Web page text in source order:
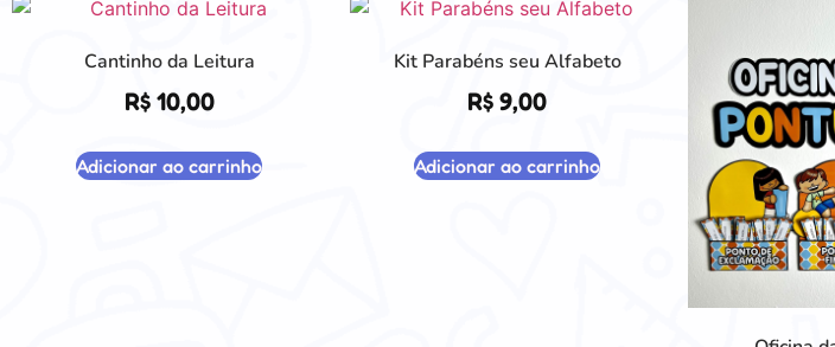
Cantinho da Leitura
R$10,00
Adicionar ao carrinho
Kit Parabéns seu Alfabeto
R$ 9,00
Adicionar ao carrinho